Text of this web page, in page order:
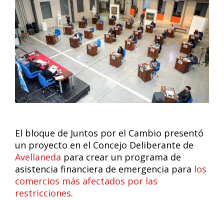
El bloque de Juntos por el Cambio presentó
un proyecto en el Concejo Deliberante de
Avellaneda para crear un programa de
asistencia financiera de emergencia para los
comercios más afectados por las
restricciones.